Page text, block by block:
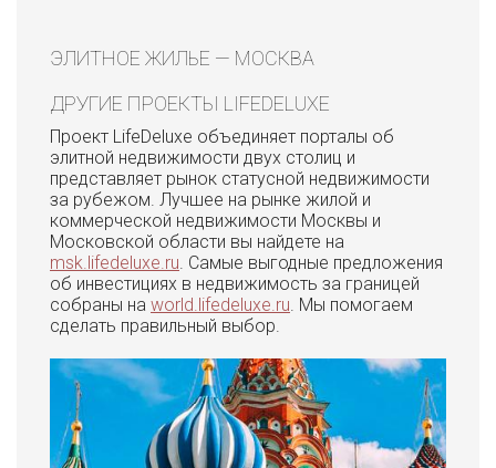
ЭЛИТНОЕ ЖИЛЬЕ — МОСКВА
ДРУГИЕ ПРОЕКТЫ LIFEDELUXE
Проект LifeDeluxe объединяет порталы об
элитной недвижимости двух столиц и
представляет рынок статусной недвижимости
за рубежом. Лучшее на рынке жилой и
коммерческой недвижимости Москвы и
Московской области вы найдете на
msk.lifedeluxe.ru. Самые выгодные предложения
об инвестициях в недвижимость за границей
собраны на world.lifedeluxe.ru. Мы помогаем
сделать правильный выбор.